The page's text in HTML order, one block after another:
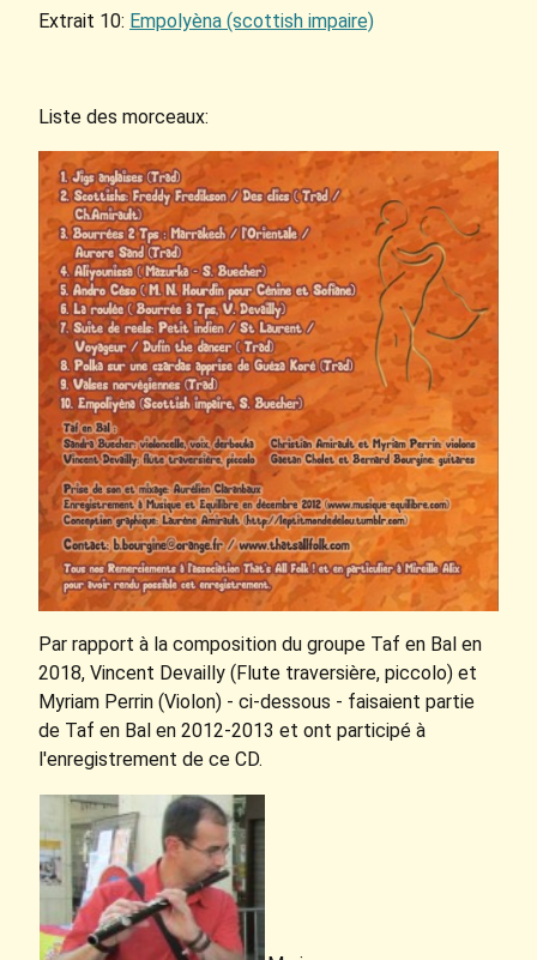
Extrait 10: Empolyèna (scottish impaire)
Liste des morceaux:
Par rapport à la composition du groupe Taf en Bal en
2018, Vincent Devailly (Flute traversière, piccolo) et
Myriam Perrin (Violon) - ci-dessous - faisaient partie
de Taf en Bal en 2012-2013 et ont participé à
l'enregistrement de ce CD.